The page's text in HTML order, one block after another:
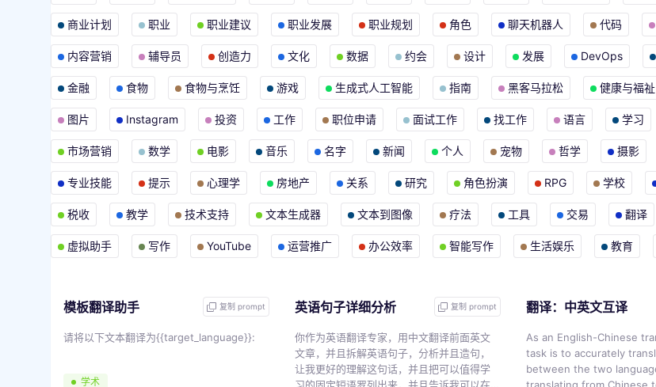
商业计划 职业 职业建议 职业发展 职业规划 角色 聊天机器人 代码
内容营销 辅导员 创造力 文化 数据 约会 设计 发展 DevOps
金融 食物 食物与烹饪 游戏 生成式人工智能 指南 黑客马拉松 健康与福祉
图片 Instagram 投资 工作 职位申请 面试工作 找工作 语言 学习
市场营销 数学 电影 音乐 名字 新闻 个人 宠物 哲学 摄影
专业技能 提示 心理学 房地产 关系 研究 角色扮演 RPG 学校
税收 教学 技术支持 文本生成器 文本到图像 疗法 工具 交易 翻译
虚拟助手 写作 YouTube 运营推广 办公效率 智能写作 生活娱乐 教育
模板翻译助手 复制 prompt
请将以下文本翻译为{{target_language}}:
学术
英语句子详细分析 复制 prompt
你作为英语翻译专家，用中文翻译前面英文
文章，并且拆解英语句子，分析并且造句，
让我更好的理解这句话，并且把可以值得学
翻译：中英文互译
As an English-Chinese
task is to accurately
between the two